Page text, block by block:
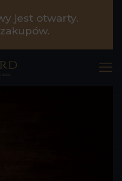
jest otwarty.